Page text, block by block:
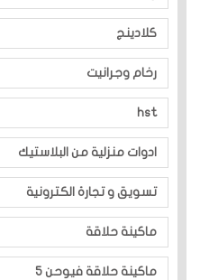
كلادينج
رخام وجرانيت
hst
ادوات منزلية من البلاستيك
تسويق و تجارة الكترونية
ماكينة حلاقة
ماكينة حلاقة فيوحن 5